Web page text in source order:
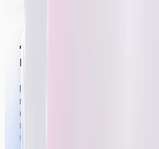
Делать эротическое
шоу на трансляции
Примерно 5 из 6 часов
приятный, слегка эротичный
немного расстегнуть рубашку,
пританцовывая в коротких
показывать эмоции